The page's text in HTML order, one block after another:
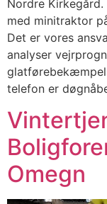
Nordre
med minitraktor
Det er vores
analyser
telefon er
Omegn